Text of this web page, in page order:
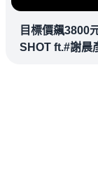
目標價飆3800
SHOT ft.#謝晨